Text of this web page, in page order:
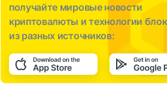
получайте мировые новости
криптовалюты и технологии
из разных источников: